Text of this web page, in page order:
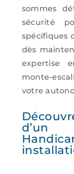
sommes
sécurité
spécifiques
dès
expertise
monte-
votre
d’un